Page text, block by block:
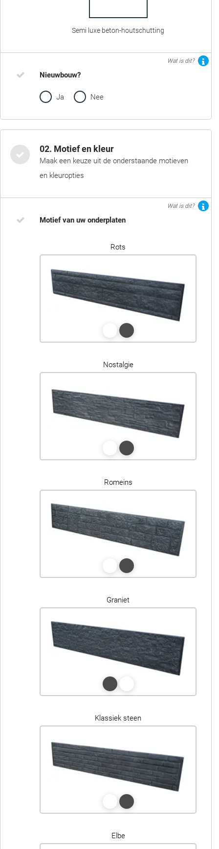
Semi luxe beton-houtschutting
Wat is dit?
Nieuwbouw?
Ja Nee
02. Motief en kleur
Maak een keuze uit de onderstaande motieven
en kleuropties
Wat is dit?
Motief van uw onderplaten
Rots
Nostalgie
Romeins
Graniet
Klassiek steen
Elbe